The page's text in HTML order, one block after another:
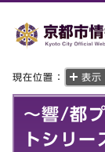
現在位置： 表示
～響/都
トシリ